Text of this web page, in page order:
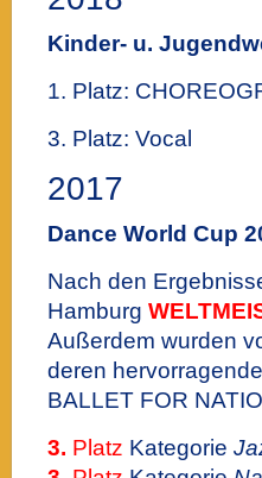
Kinder- u.
1. Platz:
3. Platz: Vocal
2017
Dance World Cup
Nach den
Hamburg
Außerdem wurden
deren
BALLET FOR
3. Platz Kategorie